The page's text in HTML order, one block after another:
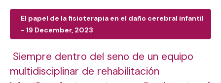
El papel de la fisioterapia en el daño cerebral infantil
- 19 December, 2023
Siempre dentro del seno de un equipo
multidisciplinar de rehabilitación